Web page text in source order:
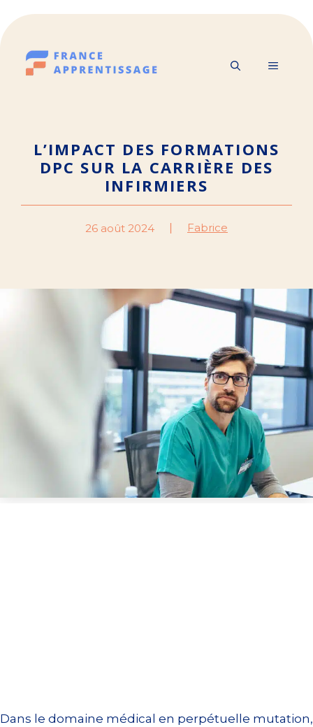
Aller
au
contenu
MENU
L’IMPACT DES FORMATIONS
DPC SUR LA CARRIÈRE DES
INFIRMIERS
26 août 2024 Fabrice
Dans le domaine médical en perpétuelle mutation,